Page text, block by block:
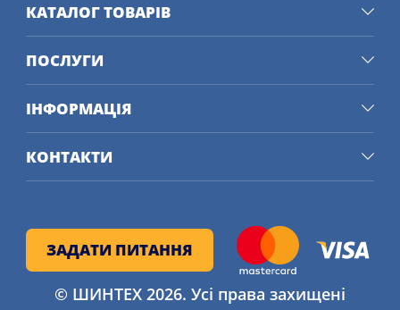
ЗАДАТИ ПИТАННЯ
© ШИНТЕХ 2026. Усі права захищені
КАТАЛОГ ТОВАРІВ
ПОСЛУГИ
ІНФОРМАЦІЯ
КОНТАКТИ